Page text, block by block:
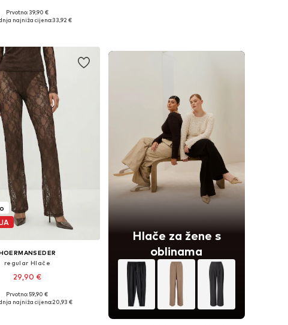
+ 7
veličine: 36, 38, 40, 44
Prvotno: 39,90 €
najniža cijena:33,92 €
regular Hlače
29,90 €
u više veličina
Prvotno: 59,90 €
najniža cijena:20,93 €
Hlače za žene s
oblinama